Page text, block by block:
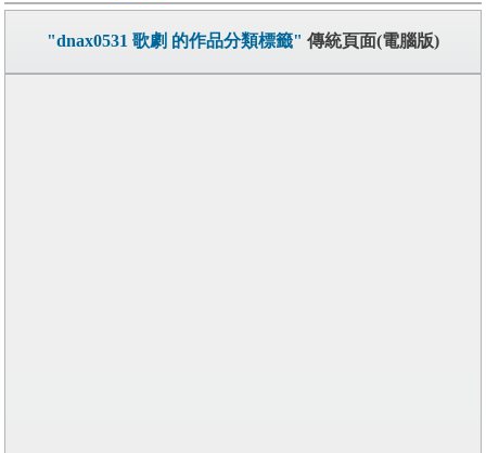
"dnax0531 歌劇 的作品分類標籤" 傳統頁面(電腦版)